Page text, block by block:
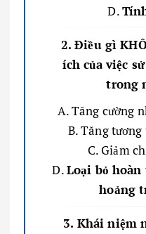
D.
2. Điều gì
ích của việc
trong
A. Tăng cường
B. Tăng
C. Giảm
D.Loại bỏ
hoảng
3. Khái niệm